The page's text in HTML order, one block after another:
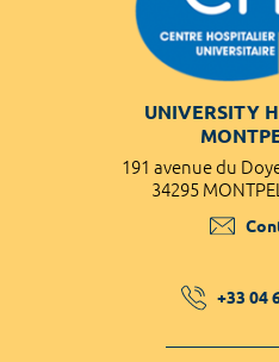
UNIVERSITY
191 avenue du
34295
+33 04